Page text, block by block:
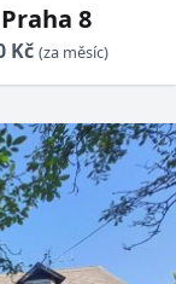
8
Kč (za měsíc)